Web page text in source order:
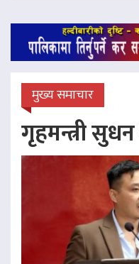
मुख्य समाचार
गृहमन्त्री